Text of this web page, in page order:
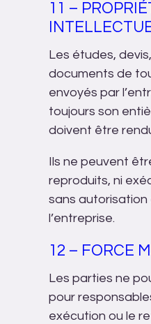
11 –
Les études,
documents de
envoyés par
toujours son
doivent être
Ils ne peuvent
reproduits, ni
sans autorisation
l’entreprise.
12 – FORCE
Les parties ne
pour
exécution ou le